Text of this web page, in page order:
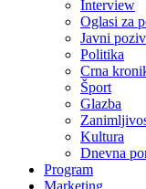
Interview
Oglasi za
Javni poziv
Politika
Crna
Šport
Glazba
Kultura
Dnevna
Program
Marketing